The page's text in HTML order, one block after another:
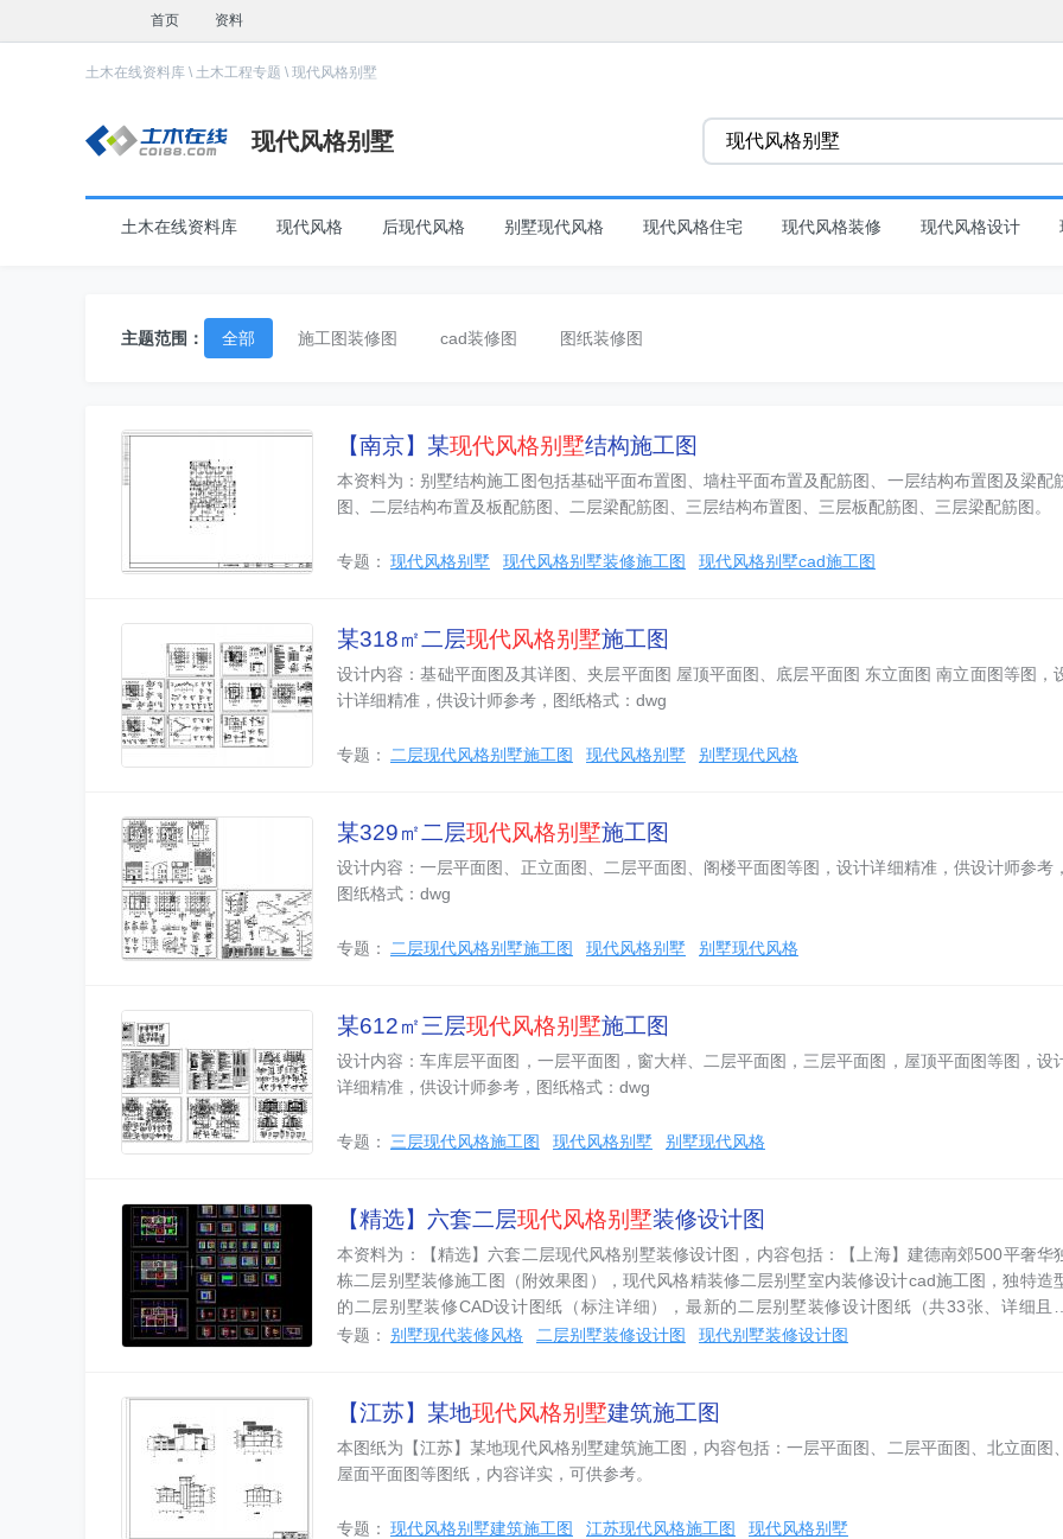
首页 资料
土木在线资料库 \ 土木工程专题 \ 现代风格别墅
现代风格别墅
土木在线资料库 现代风格 后现代风格 别墅现代风格 现代风格住宅 现代风格装修 现代风格设计
主题范围： 全部 施工图装修图 cad装修图 图纸装修图
【南京】某现代风格别墅结构施工图
本资料为：别墅结构施工图包括基础平面布置图、墙柱平面布置及配筋图、一层结构布置图及梁配
图、二层结构布置及板配筋图、二层梁配筋图、三层结构布置图、三层板配筋图、三层梁配筋图。
专题： 现代风格别墅 现代风格别墅装修施工图 现代风格别墅cad施工图
某318㎡二层现代风格别墅施工图
设计内容：基础平面图及其详图、夹层平面图 屋顶平面图、底层平面图 东立面图 南立面图等图，
计详细精准，供设计师参考，图纸格式：dwg
专题： 二层现代风格别墅施工图 现代风格别墅 别墅现代风格
某329㎡二层现代风格别墅施工图
设计内容：一层平面图、正立面图、二层平面图、阁楼平面图等图，设计详细精准，供设计师参考，
图纸格式：dwg
专题： 二层现代风格别墅施工图 现代风格别墅 别墅现代风格
某612㎡三层现代风格别墅施工图
设计内容：车库层平面图，一层平面图，窗大样、二层平面图，三层平面图，屋顶平面图等图，设
详细精准，供设计师参考，图纸格式：dwg
专题： 三层现代风格施工图 现代风格别墅 别墅现代风格
【精选】六套二层现代风格别墅装修设计图
本资料为：【精选】六套二层现代风格别墅装修设计图，内容包括：【上海】建德南郊500平奢华
栋二层别墅装修施工图（附效果图），现代风格精装修二层别墅室内装修设计cad施工图，独特造
的二层别墅装修CAD设计图纸（标注详细），最新的二层别墅装修设计图纸（共33张、详细且实
惠）等， 最新的二层别墅装修设计图纸（共33张、详细且实惠），其包含的内容为平面图，剖面
专题： 别墅现代装修风格 二层别墅装修设计图 现代别墅装修设计图
【江苏】某地现代风格别墅建筑施工图
本图纸为【江苏】某地现代风格别墅建筑施工图，内容包括：一层平面图、二层平面图、北立面图、
屋面平面图等图纸，内容详实，可供参考。
专题： 现代风格别墅建筑施工图 江苏现代风格施工图 现代风格别墅